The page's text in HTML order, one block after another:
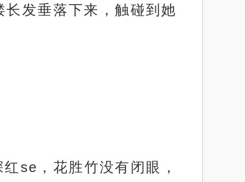
发垂落下来，触碰到她
se，花胜竹没有闭眼，